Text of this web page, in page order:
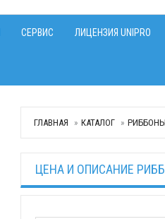
СЕРВИС ЛИЦЕНЗИЯ UNIPRO
ГЛАВНАЯ КАТАЛОГ РИББОНЫ
ЦЕНА И ОПИСАНИЕ